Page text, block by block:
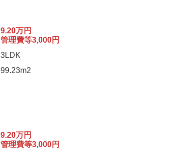
9.20万円
管理費等3,000円
3LDK
99.23m2
9.20万円
管理費等3,000円